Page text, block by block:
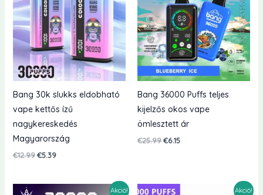
Bang 30k slukks eldobható
vape kettős ízű
nagykereskedés
Magyarország
€12.99 Eredeti
€5.39Jelenlegi
Bang 36000 Puffs teljes
kijelzős okos vape
ömlesztett ár
€25.99Eredeti
€6.15Jelenlegi
Akció! Akció!